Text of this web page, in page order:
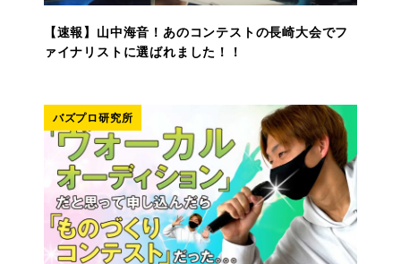
【速報】山中海音！あのコンテストの長崎大会でフ
ァイナリストに選ばれました！！
バズプロ研究所